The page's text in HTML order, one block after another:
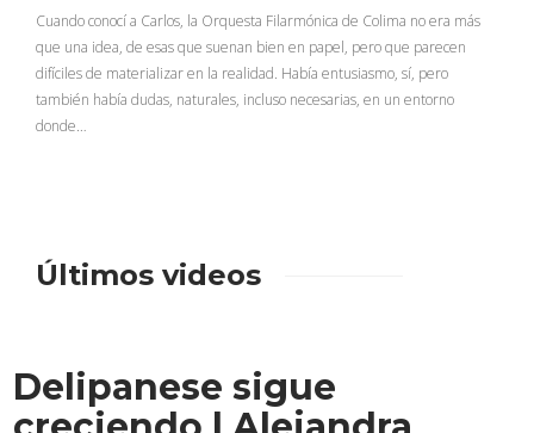
Cuando conocí a Carlos, la Orquesta Filarmónica de Colima no era más
que una idea, de esas que suenan bien en papel, pero que parecen
difíciles de materializar en la realidad. Había entusiasmo, sí, pero
también había dudas, naturales, incluso necesarias, en un entorno
donde…
Últimos videos
Delipanese sigue